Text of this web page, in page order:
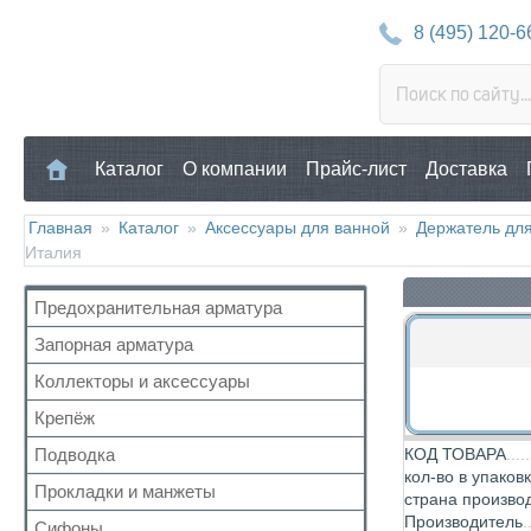
8 (495) 120-
Каталог О компании Прайс-лист Доставка
Главная » Каталог » Аксессуары для ванной » Держатель
Италия
Предохранительная арматура
Воздухоотводчик
Клапан предохранительный
Манометр/Термометр
Обратный клапан
Поплавковый клапан
Регулятор давления
Кран Маевского
Запорная арматура
Кран шаровый для воды
Кран с американкой
Краны прочие
Краны для бытовой техники
Для радиаторов
Коллекторы и аксессуары
Аксессуары для коллекторов
Коллекторные группы
Коллекторы
Крепёж
Для труб
Для радиатора
Прочий
Подводка
Газ
Газ сильфон
Прокладки и манжеты
КОД ТОВАРА
кол-во в
страна
Производитель